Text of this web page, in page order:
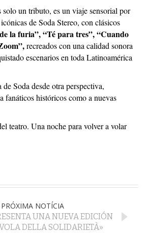
un tributo, es un viaje sensorial por
de Soda Stereo, con clásicos
la furia”, “Té para tres”, “Cuando
recreados con una calidad sonora
escenarios en toda Latinoamérica
Soda desde otra perspectiva,
fanáticos históricos como a nuevas
teatro. Una noche para volver a volar
PRÓXIMA NOTÍCIA
UNA NUEVA EDICIÓN
DELLA SOLIDARIETÀ»